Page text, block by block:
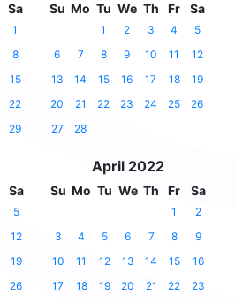
Sa
1
8
15
22
29
Su Mo Tu We Th Fr Sa
1 2 3 4
5
6
7 8 9 10 11
12
13
14 15 16 17 18
19
20
21 22 23 24 25
26
27
28
Sa
5
12
19
26
April 2022
Su Mo Tu We Th Fr Sa
1
2
3
4 5 6 7 8
9
10
11 12 13 14 15
16
17
18 19 20 21 22
23